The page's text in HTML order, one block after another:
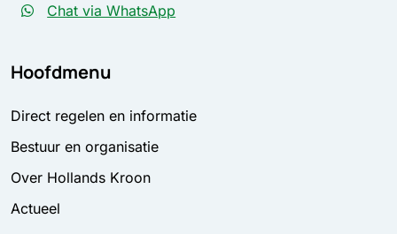
Chat via WhatsApp
Hoofdmenu
Direct regelen en informatie
Bestuur en organisatie
Over Hollands Kroon
Actueel